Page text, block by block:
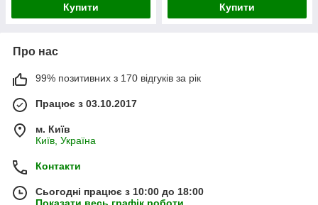
Купити Купити
Про нас
99% позитивних з 170 відгуків за рік
Працює з 03.10.2017
м. Київ
Київ, Україна
Контакти
Сьогодні працює з 10:00 до 18:00